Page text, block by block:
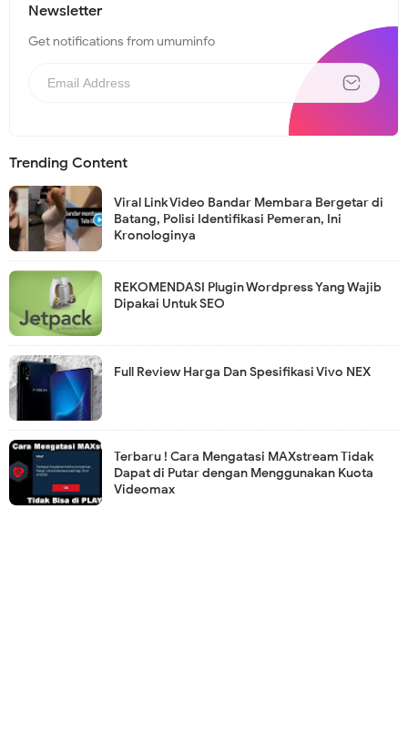
Newsletter
Get notifications from umuminfo
Trending Content
Viral Link Video Bandar Membara Bergetar di
Batang, Polisi Identifikasi Pemeran, Ini
Kronologinya
REKOMENDASI Plugin Wordpress Yang Wajib
Dipakai Untuk SEO
Full Review Harga Dan Spesifikasi Vivo NEX
Terbaru ! Cara Mengatasi MAXstream Tidak
Dapat di Putar dengan Menggunakan Kuota
Videomax